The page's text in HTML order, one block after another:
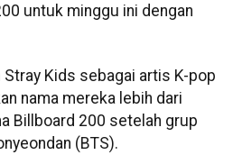
untuk minggu ini dengan
Stray Kids sebagai artis K-pop
nama mereka lebih dari
Billboard 200 setelah grup
(BTS).